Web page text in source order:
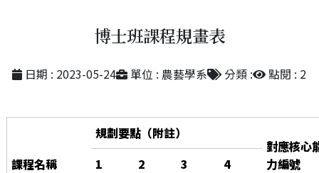
博士班課程規畫表
日期 : 2023-05-24 單位 : 農藝學系 分類 : 點閱 : 2
課程名稱
規劃要點（附註）
對應核心
力編號
1 2 3 4